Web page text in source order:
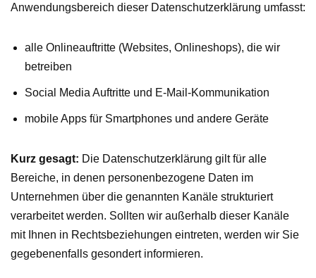
Anwendungsbereich dieser Datenschutzerklärung umfasst:
alle Onlineauftritte (Websites, Onlineshops), die wir
betreiben
Social Media Auftritte und E-Mail-Kommunikation
mobile Apps für Smartphones und andere Geräte
Kurz gesagt: Die Datenschutzerklärung gilt für alle
Bereiche, in denen personenbezogene Daten im
Unternehmen über die genannten Kanäle strukturiert
verarbeitet werden. Sollten wir außerhalb dieser Kanäle
mit Ihnen in Rechtsbeziehungen eintreten, werden wir Sie
gegebenenfalls gesondert informieren.